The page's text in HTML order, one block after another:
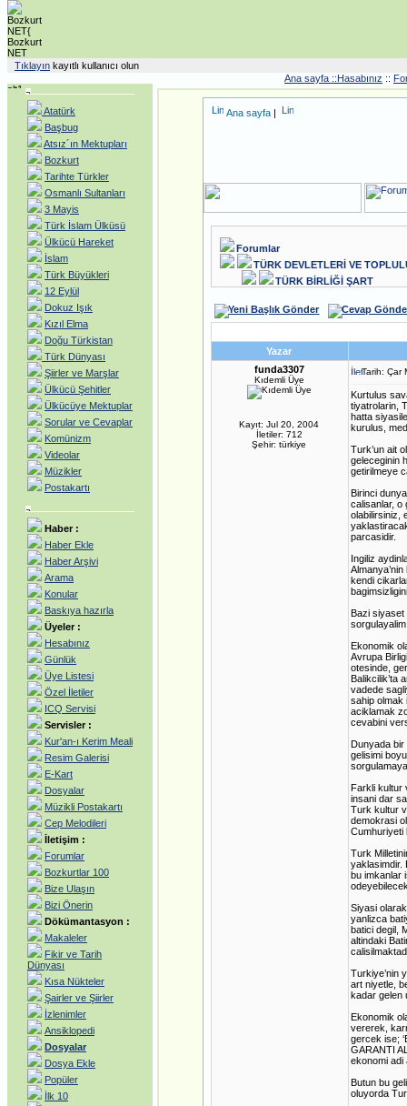
Tıklayın kayıtlı kullanıcı olun
Ana sayfa ::Hasabınız ::
Atatürk
Başbug
Atsız´ın Mektupları
Bozkurt
Tarihte Türkler
Osmanlı Sultanları
3 Mayis
Türk İslam Ülküsü
Ülkücü Hareket
İslam
Türk Büyükleri
12 Eylül
Dokuz Işık
Kızıl Elma
Doğu Türkistan
Türk Dünyası
Şiirler ve Marşlar
Ülkücü Şehitler
Ülkücüye Mektuplar
Sorular ve Cevaplar
Komünizm
Videolar
Müzikler
Postakartı
Haber :
Haber Ekle
Haber Arşivi
Arama
Konular
Baskıya hazırla
Üyeler :
Hesabınız
Günlük
Üye Listesi
Özel İletiler
ICQ Servisi
Servisler :
Kur'an-ı Kerim Meali
Resim Galerisi
E-Kart
Dosyalar
Müzikli Postakartı
Cep Melodileri
İletişim :
Forumlar
Bozkurtlar 100
Bize Ulaşın
Bizi Önerin
Dökümantasyon :
Makaleler
Fikir ve Tarih
Dünyası
Kısa Nükteler
Şairler ve Şiirler
İzlenimler
Ansiklopedi
Dosyalar
Dosya Ekle
Popüler
İlk 10
Ana sayfa |
Forumlar
TÜRK DEVLETLERİ VE
TÜRK BİRLİĞİ ŞART
Yazar
funda3307
Kıdemli Üye
Kayıt: Jul 20, 2004
İletiler: 712
Şehir: türkiye
Tarih: Çar
Kurtulus
tiyatrolarin,
hatta
kurulus,
Turk’un ait
geleceginin
getirilmeye
Birinci
calisanlar, o
olabilirsiniz,
parcasidir.
Ingiliz
kendi
Bazi siyaset
Ekonomik
Avrupa
otesinde,
Balikcilik’ta
vadede
sahip olmak
aciklamak
cevabini
Dunyada
gelisimi
Farkli kultur
insani dar
Turk kultur
demokrasi
Cumhuriyeti
Turk
yaklasimdir.
bu imkanlar
Siyasi
yanlizca
batici degil,
altindaki
Turkiye’nin
art niyetle,
kadar gelen
Ekonomik
vererek,
gercek ise;
GARANTI
ekonomi adi
Butun bu
oluyorda